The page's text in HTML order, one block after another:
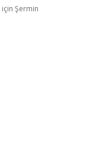
için Şermin